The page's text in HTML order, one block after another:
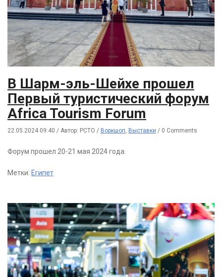
В Шарм-эль-Шейхе прошел
Первый туристический форум
Africa Tourism Forum
22.05.2024 09:40 / Автор: РСТО / Воркшоп, Выставки / 0 Comments
Форум прошел 20-21 мая 2024 года.
Метки: Египет